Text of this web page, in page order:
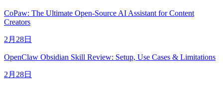
CoPaw: The Ultimate Open-Source AI Assistant for Content
Creators
2月28日
OpenClaw Obsidian Skill Review: Setup, Use Cases & Limitations
2月28日